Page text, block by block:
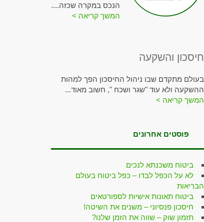
הנכס במקרה שכזה....
המשך קריאה >
חיסכון והשקעה
בעולם מתקדם שבו ניהול החיסכון הפך למהות
ההשקעה ולא עוד "שגר ושכח ", חשוב מאוד...
המשך קריאה >
פוסטים אחרונים
ביטוח משכנתא לנכים
לא על הכפל לבדו – כפל ביטוח בעולם
הבריאות
ביטוח תאונות אישיות לספורטאים
חיסכון פנסיוני – משנים את השיטה!
תזמון שוק – שווה את הזמן שלנו?